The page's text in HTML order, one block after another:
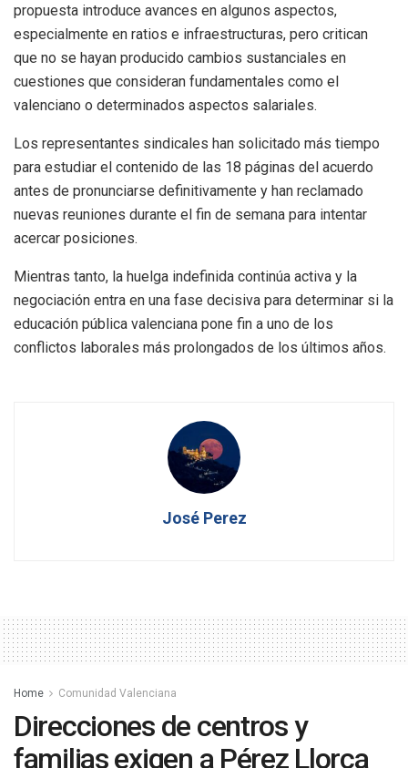
propuesta introduce avances en algunos aspectos,
especialmente en ratios e infraestructuras, pero critican
que no se hayan producido cambios sustanciales en
cuestiones que consideran fundamentales como el
valenciano o determinados aspectos salariales.
Los representantes sindicales han solicitado más tiempo
para estudiar el contenido de las 18 páginas del acuerdo
antes de pronunciarse definitivamente y han reclamado
nuevas reuniones durante el fin de semana para intentar
acercar posiciones.
Mientras tanto, la huelga indefinida continúa activa y la
negociación entra en una fase decisiva para determinar si la
educación pública valenciana pone fin a uno de los
conflictos laborales más prolongados de los últimos años.
José Perez
Home Comunidad Valenciana
Direcciones de centros y
familias exigen a Pérez Llorca